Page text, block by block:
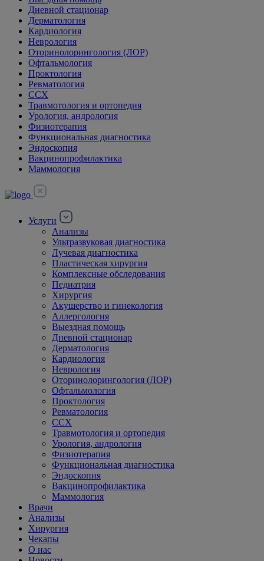
Дневной стационар
Дерматология
Кардиология
Неврология
Оторинолорингология (ЛОР)
Офтальмология
Проктология
Ревматология
ССХ
Травмотология и ортопедия
Урология, андрология
Физиотерапия
Функциональная диагностика
Эндоскопия
Вакцинопрофилактика
Маммология
Услуги
Анализы
Ультразвуковая диагностика
Лучевая диагностика
Пластическая хирургия
Комплексные обследования
Педиатрия
Хирургия
Акушерство и гинекология
Аллергология
Выездная помощь
Дневной стационар
Дерматология
Кардиология
Неврология
Оторинолорингология (ЛОР)
Офтальмология
Проктология
Ревматология
ССХ
Травмотология и ортопедия
Урология, андрология
Физиотерапия
Функциональная диагностика
Эндоскопия
Вакцинопрофилактика
Маммология
Врачи
Анализы
Хирургия
Чекапы
О нас